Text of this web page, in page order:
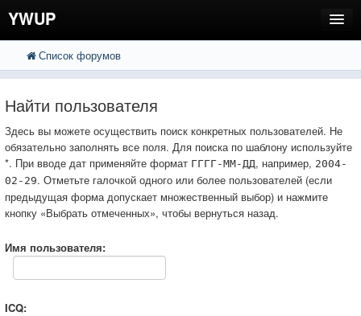
YWUP
FAQ
Вход
Список форумов
Найти пользователя
Здесь вы можете осуществить поиск конкретных пользователей. Не
обязательно заполнять все поля. Для поиска по шаблону используйте
*. При вводе дат применяйте формат ГГГГ-ММ-ДД, например, 2004-
02-29. Отметьте галочкой одного или более пользователей (если
предыдущая форма допускает множественный выбор) и нажмите
кнопку «Выбрать отмеченных», чтобы вернуться назад.
Имя пользователя:
ICQ: